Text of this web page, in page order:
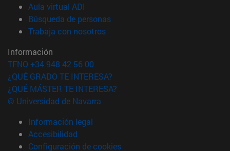
Aula virtual ADI
Búsqueda de personas(abre en nueva ventana)
Trabaja con nosotros(abre en nueva ventana)
Información
TFNO +34 948 42 56 00
¿QUÉ GRADO TE INTERESA?
¿QUÉ MÁSTER TE INTERESA?
© Universidad de Navarra
Información legal
Accesibilidad
Configuración de cookies